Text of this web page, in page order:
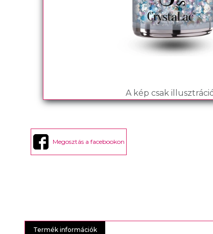
A kép csak
Megosztás a facebookon
Termék információk